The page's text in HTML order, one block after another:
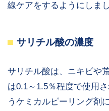
線ケアをするようにしまし
サリチル酸の濃度
サリチル酸は、ニキビや
は0.1～1.5％程度で使用
うケミカルピーリング剤